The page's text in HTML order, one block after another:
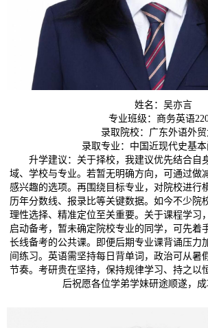
姓名：吴亦言
专业班级：商务英语
录取院校：广东外语外
录取专业：中国近现代史基
升学建议：关于择校，我建议优先结合自
域、学校与专业。若暂无明确方向，可通过做
感兴趣的选项。再围绕目标专业，对院校进行
历年分数线、报录比等关键数据。如今不少院
理性选择、精准定位至关重要。关于课程学习
启动备考，暂未确定院校专业的同学，可先着
长线备考的公共课。即便后期专业课背诵压力
间练习。英语需坚持每日背单词，政治可从暑
节奏。考研贵在坚持，保持规律学习、持之以
后祝愿各位学弟学妹研途顺遂，成